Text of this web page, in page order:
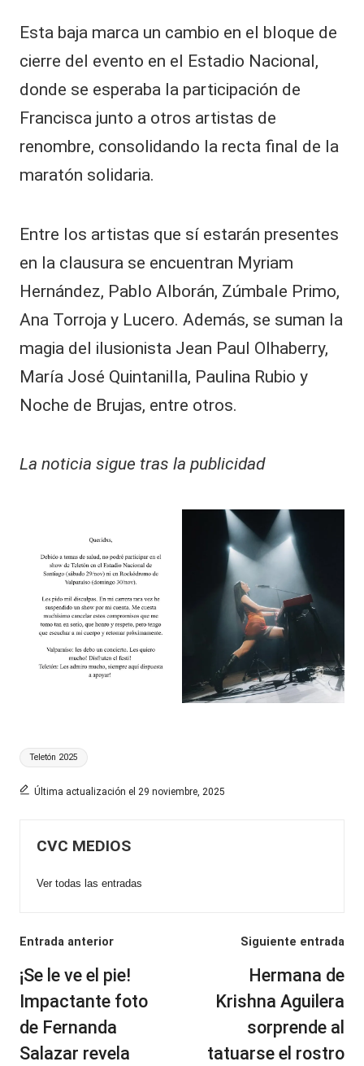
Esta baja marca un cambio en el bloque de
cierre del evento en el Estadio Nacional,
donde se esperaba la participación de
Francisca junto a otros artistas de
renombre, consolidando la recta final de la
maratón solidaria.
Entre los artistas que sí estarán presentes
en la clausura se encuentran Myriam
Hernández, Pablo Alborán, Zúmbale Primo,
Ana Torroja y Lucero. Además, se suman la
magia del ilusionista Jean Paul Olhaberry,
María José Quintanilla, Paulina Rubio y
Noche de Brujas, entre otros.
La noticia sigue tras la publicidad
Etiquetas:
Teletón 2025
Última actualización el 29 noviembre, 2025
CVC MEDIOS
Ver todas las entradas
Navegación
de
entradas
Entrada anterior
¡Se le ve el pie!
Impactante foto
de Fernanda
Salazar revela
Siguiente entrada
Hermana de
Krishna Aguilera
sorprende al
tatuarse el rostro